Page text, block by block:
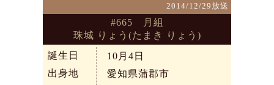
2014/12/29放送
#665 月組
珠城 りょう(たまき りょう)
誕生日
10月4日
出身地
愛知県蒲郡市